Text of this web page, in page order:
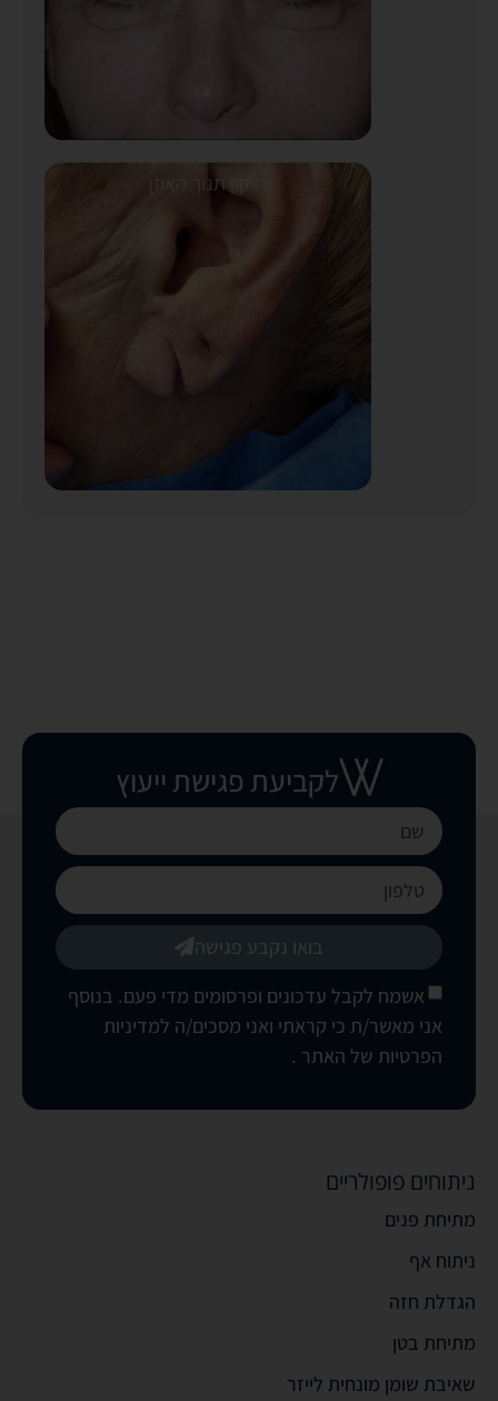
תיקון תנוך האוזן
לקביעת פגישת ייעוץ
אשמח לקבל עדכונים ופרסומים מדי פעם. בנוסף
אני מאשר/ת כי קראתי ואני מסכים/ה למדיניות
הפרטיות של האתר .
בואו נקבע פגישה
ניתוחים פופולריים
מתיחת פנים
ניתוח אף
הגדלת חזה
מתיחת בטן
שאיבת שומן מונחית לייזר